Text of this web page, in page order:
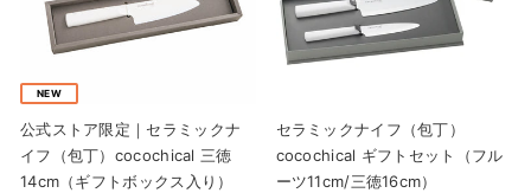
NEW
公式ストア限定｜セラミックナ
イフ（包丁）cocochical 三徳
14cm（ギフトボックス入り）
セラミックナイフ（包丁）
cocochical ギフトセット（フル
ーツ11cm/三徳16cm）